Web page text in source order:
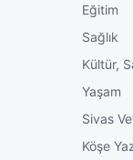
Eğitim
Sağlık
Kültür,
Yaşam
Sivas
Köşe